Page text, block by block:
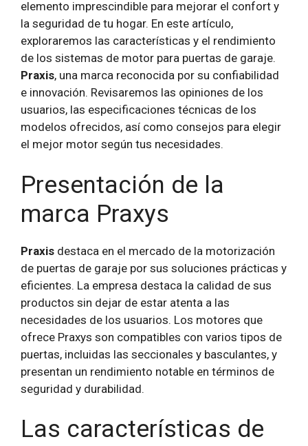
elemento imprescindible para mejorar el confort y
la seguridad de tu hogar. En este artículo,
exploraremos las características y el rendimiento
de los sistemas de motor para puertas de garaje.
Praxis, una marca reconocida por su confiabilidad
e innovación. Revisaremos las opiniones de los
usuarios, las especificaciones técnicas de los
modelos ofrecidos, así como consejos para elegir
el mejor motor según tus necesidades.
Presentación de la
marca Praxys
Praxis destaca en el mercado de la motorización
de puertas de garaje por sus soluciones prácticas y
eficientes. La empresa destaca la calidad de sus
productos sin dejar de estar atenta a las
necesidades de los usuarios. Los motores que
ofrece Praxys son compatibles con varios tipos de
puertas, incluidas las seccionales y basculantes, y
presentan un rendimiento notable en términos de
seguridad y durabilidad.
Las características de